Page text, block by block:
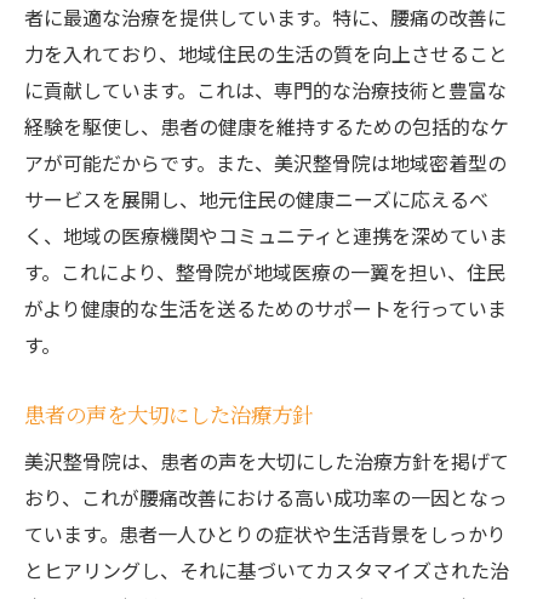
者に最適な治療を提供しています。特に、腰痛の改善に
力を入れており、地域住民の生活の質を向上させること
に貢献しています。これは、専門的な治療技術と豊富な
経験を駆使し、患者の健康を維持するための包括的なケ
アが可能だからです。また、美沢整骨院は地域密着型の
サービスを展開し、地元住民の健康ニーズに応えるべ
く、地域の医療機関やコミュニティと連携を深めていま
す。これにより、整骨院が地域医療の一翼を担い、住民
がより健康的な生活を送るためのサポートを行っていま
す。
患者の声を大切にした治療方針
美沢整骨院は、患者の声を大切にした治療方針を掲げて
おり、これが腰痛改善における高い成功率の一因となっ
ています。患者一人ひとりの症状や生活背景をしっかり
とヒアリングし、それに基づいてカスタマイズされた治